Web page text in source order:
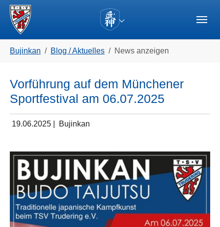
Skip to main navigation
Zum Hauptinhalt springen
Skip to page footer
Bujinkan Blog / Aktuelles News anzeigen
Vorführung auf dem Münchener
Sportfestival am 06.07.2025
19.06.2025 Bujinkan